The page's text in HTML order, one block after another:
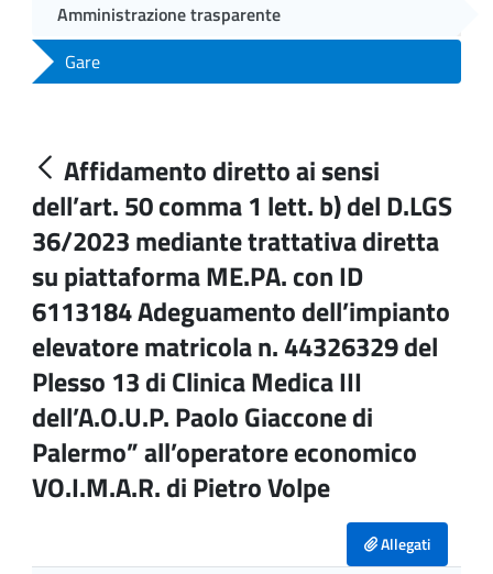
Amministrazione trasparente
Gare
Affidamento diretto ai sensi
dell’art. 50 comma 1 lett. b) del D.LGS
36/2023 mediante trattativa diretta
su piattaforma ME.PA. con ID
6113184 Adeguamento dell’impianto
elevatore matricola n. 44326329 del
Plesso 13 di Clinica Medica III
dell’A.O.U.P. Paolo Giaccone di
Palermo” all’operatore economico
VO.I.M.A.R. di Pietro Volpe
Allegati